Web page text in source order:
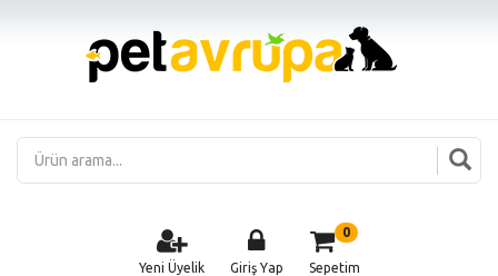
Yeni Üyelik Giriş Yap
0
Sepetim